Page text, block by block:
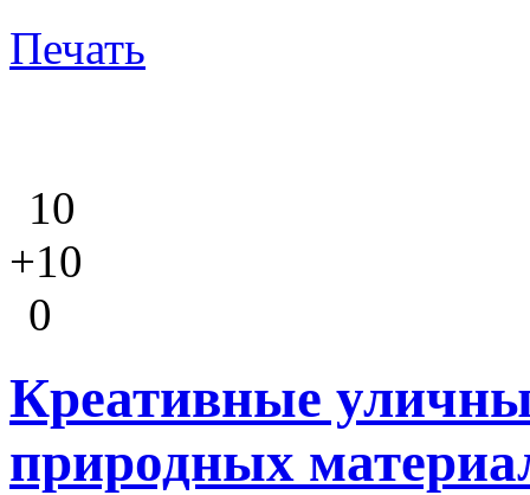
Печать
10
+10
0
Креативные
природных